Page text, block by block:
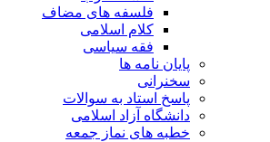
فلسفه های مضاف
کلام اسلامی
فقه سیاسی
پایان نامه ها
سخنرانی
پاسخ استاد به سوالات
دانشگاه آزاد اسلامی
خطبه های نماز جمعه